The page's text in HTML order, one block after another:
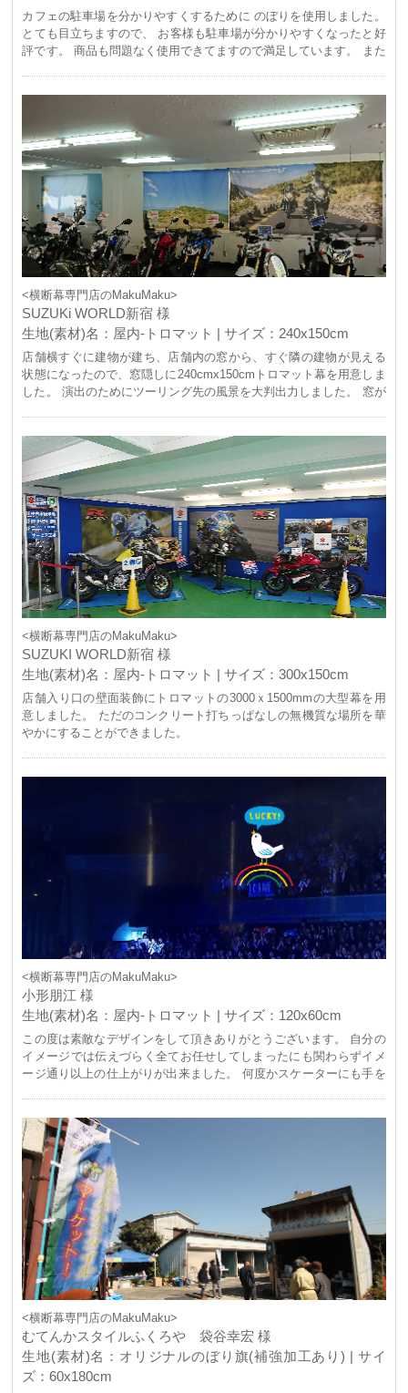
カフェの駐車場を分かりやすくするために のぼりを使用しました。
とても目立ちますので、 お客様も駐車場が分かりやすくなったと好
評です。 商品も問題なく使用できてますので満足しています。 また
<横断幕専門店のMakuMaku>
SUZUKi WORLD新宿 様
生地(素材)名：屋内-トロマット | サイズ：240x150cm
店舗横すぐに建物が建ち、店舗内の窓から、すぐ隣の建物が見える
状態になったので、窓隠しに240cmx150cmトロマット幕を用意しま
した。 演出のためにツーリング先の風景を大判出力しました。 窓が
<横断幕専門店のMakuMaku>
SUZUKI WORLD新宿 様
生地(素材)名：屋内-トロマット | サイズ：300x150cm
店舗入り口の壁面装飾にトロマットの3000ｘ1500mmの大型幕を用
意しました。 ただのコンクリート打ちっぱなしの無機質な場所を華
やかにすることができました。
<横断幕専門店のMakuMaku>
小形朋江 様
生地(素材)名：屋内-トロマット | サイズ：120x60cm
この度は素敵なデザインをして頂きありがとうございます。 自分の
イメージでは伝えづらく全てお任せしてしまったにも関わらずイメ
ージ通り以上の仕上がりが出来ました。 何度かスケーターにも手を
よろしくお願い致します。 本当にありがとうございました。
<横断幕専門店のMakuMaku>
むてんかスタイルふくろや 袋谷幸宏 様
生地(素材)名：オリジナルのぼり旗(補強加工あり) | サイ
ズ：60x180cm